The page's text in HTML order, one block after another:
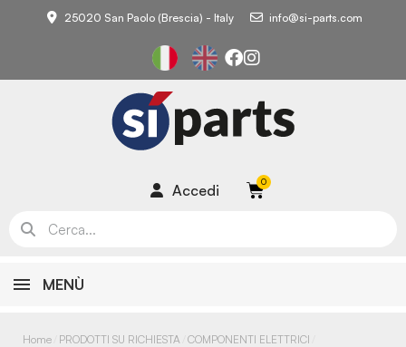
25020 San Paolo (Brescia) - Italy info@si-parts.com
Accedi
MENÙ
Home PRODOTTI SU RICHIESTA COMPONENTI ELETTRICI